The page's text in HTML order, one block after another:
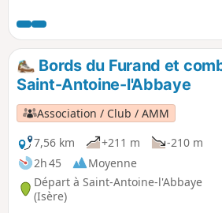
goulets du village de 45 min environ et
parcours champêtre de 30 min. Un
d'orientation suivant ce sentier existe
pouvez trouver les brochures à l'office
tourisme ou à la mairie.
Bords du Furand et
Saint-Antoine-l'Abbaye
Association / Club / AMM
7,56 km
+211 m
-210 m
2h 45
Moyenne
Départ à Saint-Antoine-l'Abbaye
(Isère)